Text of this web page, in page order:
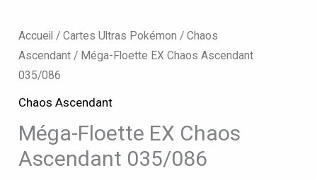
Accueil /Cartes Ultras Pokémon /Chaos
Ascendant / Méga-Floette EX Chaos Ascendant
035/086
Chaos Ascendant
Méga-Floette EX Chaos
Ascendant 035/086
Méga-
Floette
EX
Ascendant
035/086